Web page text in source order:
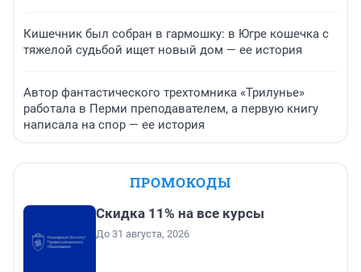
Кишечник был собран в гармошку: в Югре кошечка с
тяжелой судьбой ищет новый дом — ее история
Автор фантастического трехтомника «Трилунье»
работала в Перми преподавателем, а первую книгу
написала на спор — ее история
ПРОМОКОДЫ
Скидка 11% на все курсы
До 31 августа, 2026